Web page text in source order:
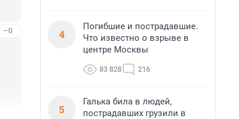
–0 4
Погибшие и пострадавшие.
Что известно о взрыве в
центре Москвы
83 828 216
5
Галька била в людей,
пострадавших грузили в